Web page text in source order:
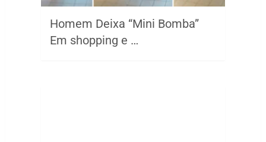
Homem Deixa “Mini Bomba”
Em shopping e …